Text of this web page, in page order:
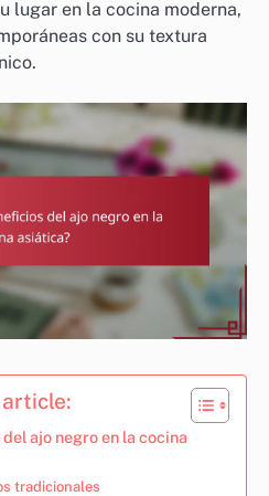
lugar en la cocina moderna,
con su textura
ajo negro en la cocina
tradicionales